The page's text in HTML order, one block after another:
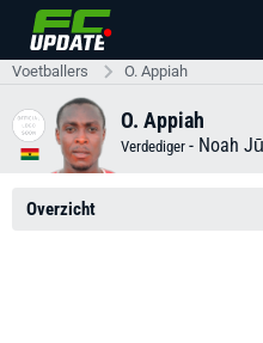
Voetballers O. Appiah
O. Appiah
Verdediger - Noah
Overzicht